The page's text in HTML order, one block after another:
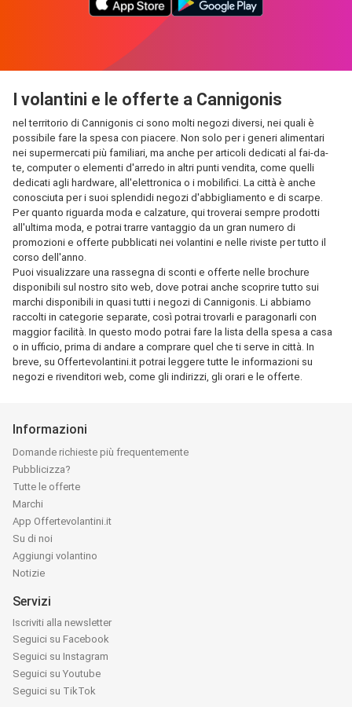
I volantini e le offerte a Cannigonis
nel territorio di Cannigonis ci sono molti negozi diversi, nei quali è
possibile fare la spesa con piacere. Non solo per i generi alimentari
nei supermercati più familiari, ma anche per articoli dedicati al fai-da-
te, computer o elementi d'arredo in altri punti vendita, come quelli
dedicati agli hardware, all'elettronica o i mobilifici. La città è anche
conosciuta per i suoi splendidi negozi d'abbigliamento e di scarpe.
Per quanto riguarda moda e calzature, qui troverai sempre prodotti
all'ultima moda, e potrai trarre vantaggio da un gran numero di
promozioni e offerte pubblicati nei volantini e nelle riviste per tutto il
corso dell'anno.
Puoi visualizzare una rassegna di sconti e offerte nelle brochure
disponibili sul nostro sito web, dove potrai anche scoprire tutto sui
marchi disponibili in quasi tutti i negozi di Cannigonis. Li abbiamo
raccolti in categorie separate, così potrai trovarli e paragonarli con
maggior facilità. In questo modo potrai fare la lista della spesa a casa
o in ufficio, prima di andare a comprare quel che ti serve in città. In
breve, su Offertevolantini.it potrai leggere tutte le informazioni su
negozi e rivenditori web, come gli indirizzi, gli orari e le offerte.
Informazioni
Domande richieste più frequentemente
Pubblicizza?
Tutte le offerte
Marchi
App Offertevolantini.it
Su di noi
Aggiungi volantino
Notizie
Servizi
Iscriviti alla newsletter
Seguici su Facebook
Seguici su Instagram
Seguici su Youtube
Seguici su TikTok